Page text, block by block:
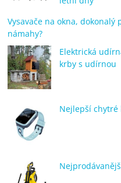
Vysavače na okna,
námahy?
Elektrická
krby s udírnou
Nejlepší chytré